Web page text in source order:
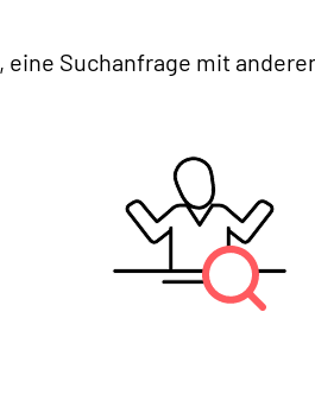
eine Suchanfrage mit